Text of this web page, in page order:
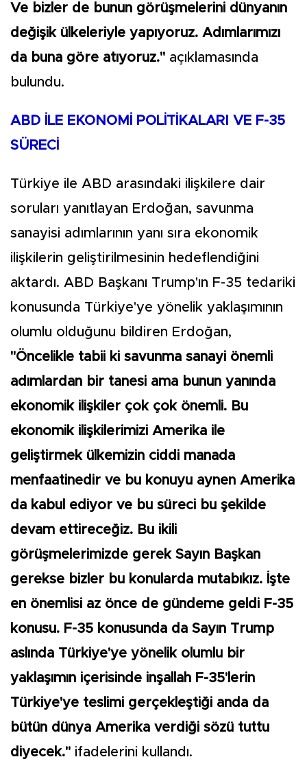
Ve bizler de bunun görüşmelerini dünyanın
değişik ülkeleriyle yapıyoruz. Adımlarımızı
da buna göre atıyoruz." açıklamasında
bulundu.
ABD İLE EKONOMİ POLİTİKALARI VE F-35
SÜRECİ
Türkiye ile ABD arasındaki ilişkilere dair
soruları yanıtlayan Erdoğan, savunma
sanayisi adımlarının yanı sıra ekonomik
ilişkilerin geliştirilmesinin hedeflendiğini
aktardı. ABD Başkanı Trump'ın F-35 tedariki
konusunda Türkiye'ye yönelik yaklaşımının
olumlu olduğunu bildiren Erdoğan,
"Öncelikle tabii ki savunma sanayi önemli
adımlardan bir tanesi ama bunun yanında
ekonomik ilişkiler çok çok önemli. Bu
ekonomik ilişkilerimizi Amerika ile
geliştirmek ülkemizin ciddi manada
menfaatinedir ve bu konuyu aynen Amerika
da kabul ediyor ve bu süreci bu şekilde
devam ettireceğiz. Bu ikili
görüşmelerimizde gerek Sayın Başkan
gerekse bizler bu konularda mutabıkız. İşte
en önemlisi az önce de gündeme geldi F-35
konusu. F-35 konusunda da Sayın Trump
aslında Türkiye'ye yönelik olumlu bir
yaklaşımın içerisinde inşallah F-35'lerin
Türkiye'ye teslimi gerçekleştiği anda da
bütün dünya Amerika verdiği sözü tuttu
diyecek." ifadelerini kullandı.